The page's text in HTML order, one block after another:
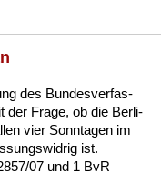
des Bun­des­ver­fas­
der Fra­ge, ob die Ber­li­
vier Sonn­ta­gen im
ist.
07 und 1 BvR